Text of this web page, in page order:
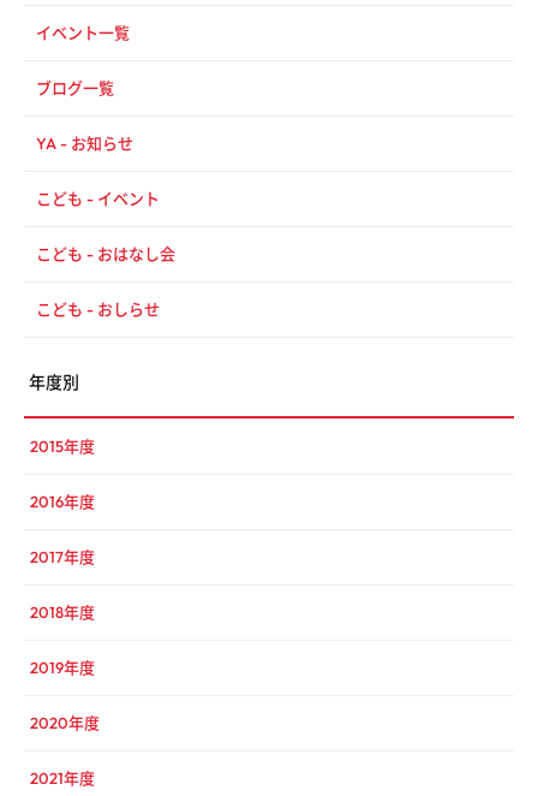
イベント一覧
ブログ一覧
YA - お知らせ
こども - イベント
こども - おはなし会
こども - おしらせ
年度別
2015年度
2016年度
2017年度
2018年度
2019年度
2020年度
2021年度